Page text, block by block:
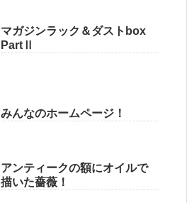
マガジンラック＆ダストbox
PartⅡ
みんなのホームページ！
アンティークの額にオイルで
描いた薔薇！